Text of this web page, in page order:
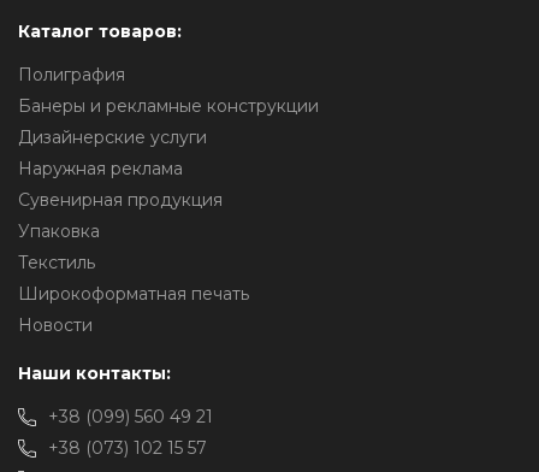
Каталог товаров:
Полиграфия
Банеры и рекламные конструкции
Дизайнерские услуги
Наружная реклама
Сувенирная продукция
Упаковка
Текстиль
Широкоформатная печать
Новости
Наши контакты:
+38 (099) 560 49 21
+38 (073) 102 15 57